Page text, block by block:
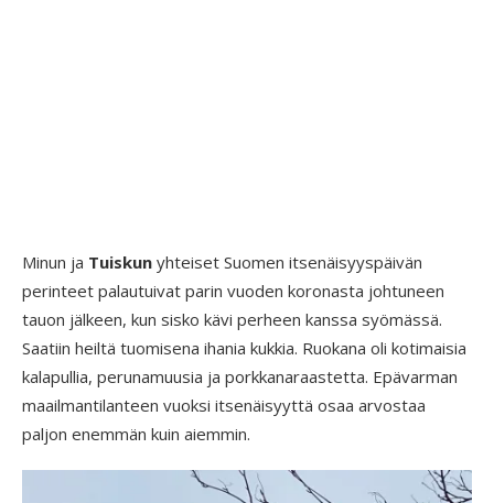
Minun ja Tuiskun yhteiset Suomen itsenäisyyspäivän
perinteet palautuivat parin vuoden koronasta johtuneen
tauon jälkeen, kun sisko kävi perheen kanssa syömässä.
Saatiin heiltä tuomisena ihania kukkia. Ruokana oli kotimaisia
kalapullia, perunamuusia ja porkkanaraastetta. Epävarman
maailmantilanteen vuoksi itsenäisyyttä osaa arvostaa
paljon enemmän kuin aiemmin.